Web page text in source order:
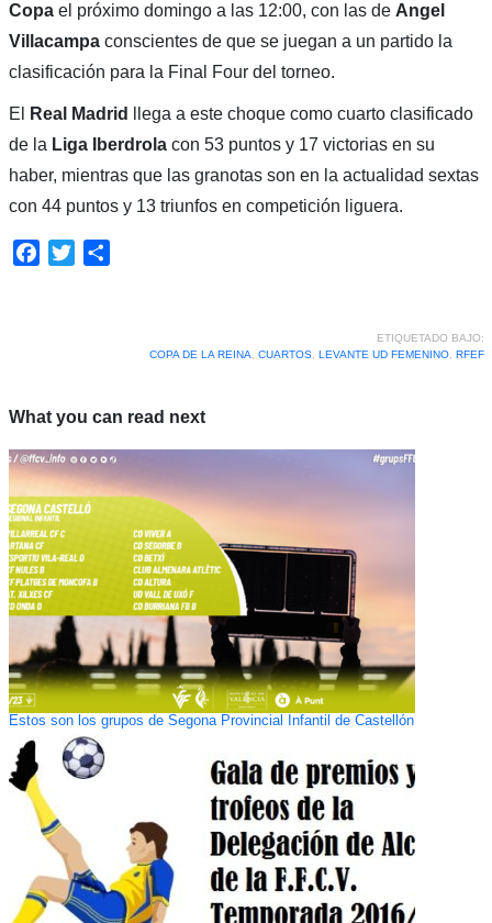
Copael próximo domingo a las 12:00, con las de Angel
Villacampa conscientes de que se juegan a un partido la
clasificación para la Final Four del torneo.
El Real Madrid
llega a este choque como cuarto clasificado
de la Liga Iberdrolacon 53 puntos y 17 victorias en su
haber, mientras que las granotas son en la actualidad sextas
con 44 puntos y 13 triunfos en competición liguera.
Facebook
Twitter
ETIQUETADO BAJO:
COPA DE LA REINA, CUARTOS, LEVANTE UD FEMENINO, RFEF
What you can read next
Estos son los grupos de Segona Provincial Infantil de Castellón